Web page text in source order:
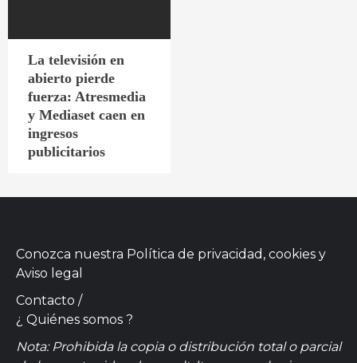
La televisión en
abierto pierde
fuerza: Atresmedia
y Mediaset caen en
ingresos
publicitarios
Conozca nuestra Política de privacidad, cookies y
Aviso legal
Contacto /
¿ Quiénes somos ?
Nota: Prohibida la copia o distribución total o parcial